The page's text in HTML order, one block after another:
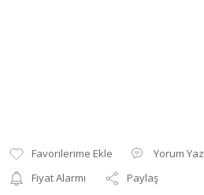
Yorum Yaz
Fiyat Alarmı
Paylaş